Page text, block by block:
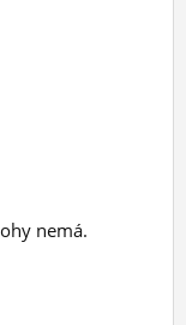
nemá.